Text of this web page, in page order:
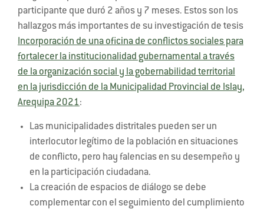
participante que duró 2 años y 7 meses. Estos son los
hallazgos más importantes de su investigación de tesis
Incorporación de una oficina de conflictos sociales para
fortalecer la institucionalidad gubernamental a través
de la organización social y la gobernabilidad territorial
en la jurisdicción de la Municipalidad Provincial de Islay,
Arequipa 2021:
Las municipalidades distritales pueden ser un
interlocutor legítimo de la población en situaciones
de conflicto, pero hay falencias en su desempeño y
en la participación ciudadana.
La creación de espacios de diálogo se debe
complementar con el seguimiento del cumplimiento